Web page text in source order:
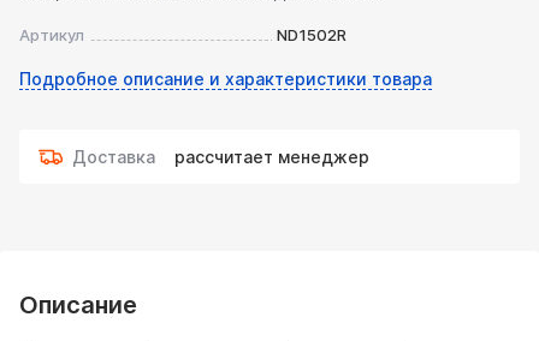
Артикул ND1502R
Подробное описание и характеристики товара
Доставка рассчитает менеджер
Описание